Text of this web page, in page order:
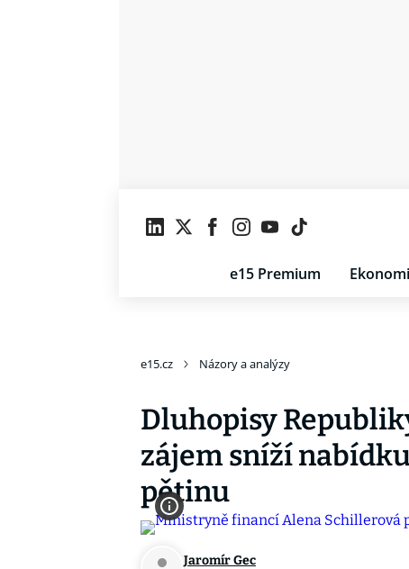
e15 Premium
e15.cz Názory a analýzy
Dluhopisy
zájem sníží
pětinu
Jaromír Gec